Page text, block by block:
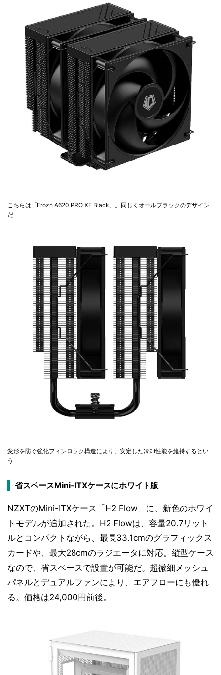
こちらは「Frozn A620 PRO XE Black」。同じくオールブラックのデザイン
だ
変形を防ぐ強化フィンロック構造により、安定した冷却性能を維持するとい
う
省スペースMini-ITXケースにホワイト版
NZXTのMini-ITXケース「H2 Flow」に、新色のホワイ
トモデルが追加された。H2 Flowは、容量20.7リット
ルとコンパクトながら、最長33.1cmのグラフィックス
カードや、最大28cmのラジエータに対応。縦型ケース
なので、省スペースで設置が可能だ。超微細メッシュ
パネルとデュアルファンにより、エアフローにも優れ
る。価格は24,000円前後。